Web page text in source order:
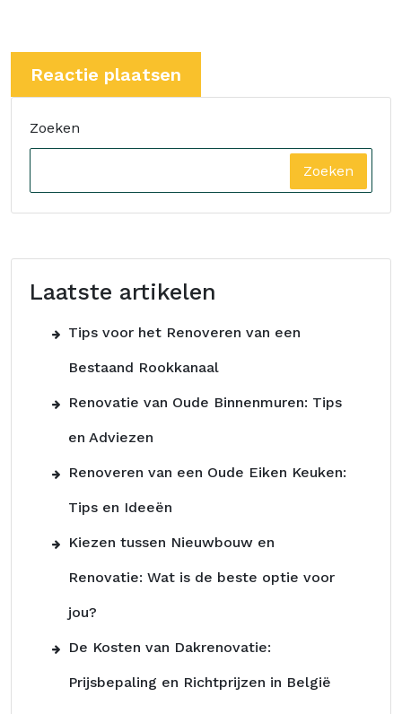
Zoeken
Zoeken
Laatste artikelen
Tips voor het Renoveren van een
Bestaand Rookkanaal
Renovatie van Oude Binnenmuren: Tips
en Adviezen
Renoveren van een Oude Eiken Keuken:
Tips en Ideeën
Kiezen tussen Nieuwbouw en
Renovatie: Wat is de beste optie voor
jou?
De Kosten van Dakrenovatie:
Prijsbepaling en Richtprijzen in België